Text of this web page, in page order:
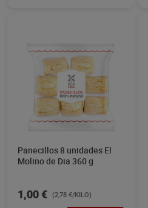
Panecillos 8 unidades El
Molino de Dia 360 g
1,00 € (2,78 €/KILO)